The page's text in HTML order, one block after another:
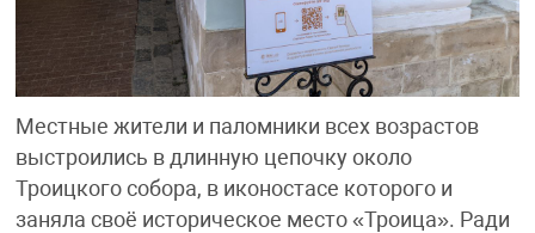
Местные жители и паломники всех возрастов
выстроились в длинную цепочку около
Троицкого собора, в иконостасе которого и
заняла своё историческое место «Троица». Ради